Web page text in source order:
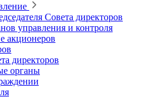
Совета директоров
управления и контроля
акционеров
директоров
органы